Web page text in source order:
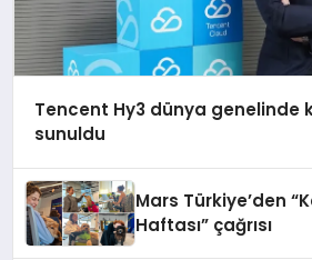
Tencent Hy3 dünya genelinde
sunuldu
Mars Türkiye’den
Haftası” çağrısı